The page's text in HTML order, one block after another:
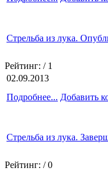
Стрельба из лука.
Рейтинг: / 1
02.09.2013
Подробнее... Добавить
Стрельба из лука.
Рейтинг: / 0